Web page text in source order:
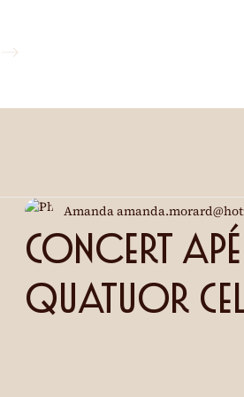
Concert
Quatuor
Amanda